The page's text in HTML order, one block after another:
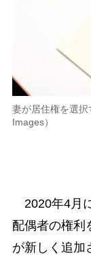
妻が居住権を選
Images）
2020年4月
配偶者の権利
が新しく追加